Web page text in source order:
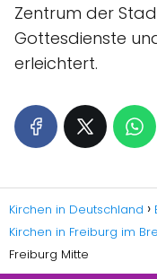
Zentrum der
Gottesdienste
erleichtert.
Kirchen in Deutschland
Kirchen in Freiburg im
Freiburg Mitte